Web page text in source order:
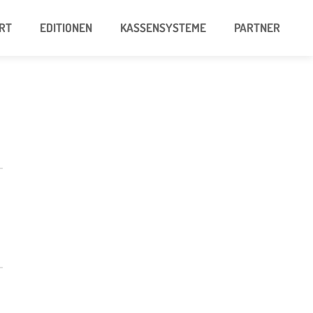
EDITIONEN KASSENSYSTEME PARTNER